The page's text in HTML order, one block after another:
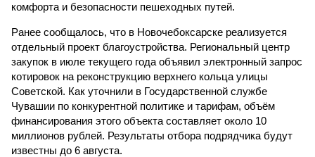
комфорта и безопасности пешеходных путей.
Ранее сообщалось, что в Новочебоксарске реализуется
отдельный проект благоустройства. Региональный центр
закупок в июле текущего года объявил электронный запрос
котировок на реконструкцию верхнего кольца улицы
Советской. Как уточнили в Государственной службе
Чувашии по конкурентной политике и тарифам, объём
финансирования этого объекта составляет около 10
миллионов рублей. Результаты отбора подрядчика будут
известны до 6 августа.